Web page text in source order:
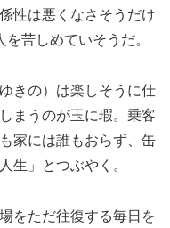
性は悪くなさそうだけ
苦しめていそうだ。
きの）は楽しそうに仕
まうのが玉に瑕。乗客
家には誰もおらず、缶
生」とつぶやく。
をただ往復する毎日を